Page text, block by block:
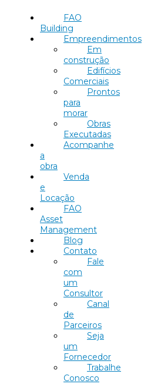
FAO
Building
Empreendimentos
Em
construção
Edifícios
Comerciais
Prontos
para
morar
Obras
Executadas
Acompanhe
a
obra
Venda
e
Locação
FAO
Asset
Management
Blog
Contato
Fale
com
um
Consultor
Canal
de
Parceiros
Seja
um
Fornecedor
Trabalhe
Conosco